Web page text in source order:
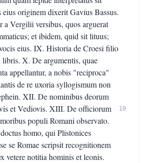
eius originem dixerit Gavius Bassus.
Vergilii versibus, quos arguerat
et ibidem, quid sit lituus;
eius. IX. Historia de Croesi filio
X. De argumentis, quae
appellantur, a nobis "reciproca"
de re uxoria syllogismum non
XII. De nominibus deorum
et Vediovis. XIII. De officiorum
populi Romani observato.
homo, qui Plistonices
se Romae scripsit recognitionem
vetere notitia hominis et leonis.
10